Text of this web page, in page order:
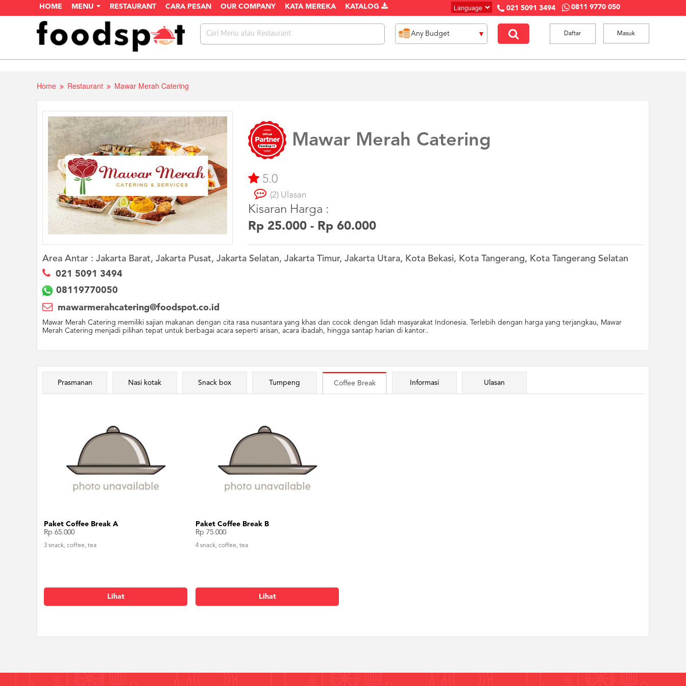
HOME MENU RESTAURANT CARA PESAN OUR COMPANY KATA MEREKA KATALOG 021 5091 3494 0811 9770 050
Masuk
Daftar
Home Restaurant Mawar Merah Catering
Mawar Merah Catering
5.0
(2) Ulasan
Kisaran Harga :
Rp 25.000 - Rp 60.000
Area Antar : Jakarta Barat, Jakarta Pusat, Jakarta Selatan, Jakarta Timur, Jakarta Utara, Kota Bekasi, Kota Tangerang, Kota Tangerang Selatan
021 5091 3494
08119770050
mawarmerahcatering@foodspot.co.id
Mawar Merah Catering memiliki sajian makanan dengan cita rasa nusantara yang khas dan cocok dengan lidah masyarakat Indonesia. Terlebih dengan harga yang terjangkau, Mawar
Merah Catering menjadi pilihan tepat untuk berbagai acara seperti arisan, acara ibadah, hingga santap harian di kantor..
Prasmanan Nasi kotak Snack box Tumpeng Coffee Break Informasi Ulasan
Paket Coffee Break A
Rp 65.000
3 snack, coffee, tea
Lihat
Paket Coffee Break B
Rp 75.000
4 snack, coffee, tea
Lihat